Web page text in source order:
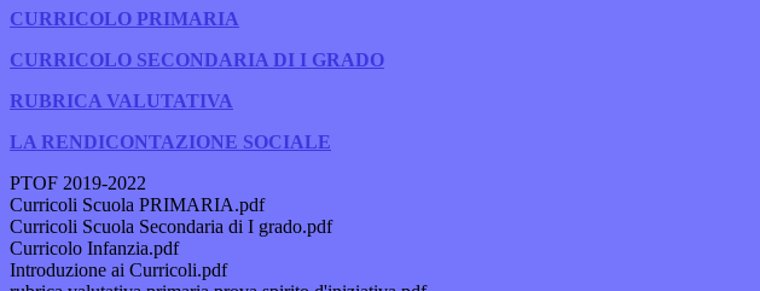
CURRICOLO PRIMARIA
CURRICOLO SECONDARIA DI I GRADO
RUBRICA VALUTATIVA
LA RENDICONTAZIONE SOCIALE
PTOF 2019-2022
Curricoli Scuola PRIMARIA.pdf
Curricoli Scuola Secondaria di I grado.pdf
Curricolo Infanzia.pdf
Introduzione ai Curricoli.pdf